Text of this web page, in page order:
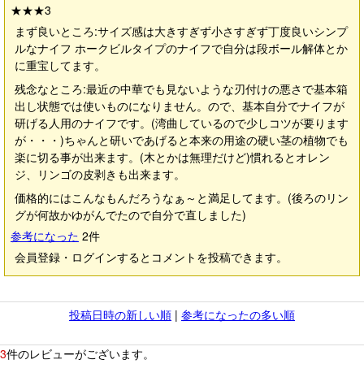
★★★3
まず良いところ:サイズ感は大きすぎず小さすぎず丁度良いシンプ
ルなナイフ ホークビルタイプのナイフで自分は段ボール解体とか
に重宝してます。
残念なところ:最近の中華でも見ないような刃付けの悪さで基本箱
出し状態では使いものになりません。ので、基本自分でナイフが
研げる人用のナイフです。(湾曲しているので少しコツが要ります
が・・・)ちゃんと研いであげると本来の用途の硬い茎の植物でも
楽に切る事が出来ます。(木とかは無理だけど)慣れるとオレン
ジ、リンゴの皮剥きも出来ます。
価格的にはこんなもんだろうなぁ～と満足してます。(後ろのリン
グが何故かゆがんでたので自分で直しました)
参考になった 2件
会員登録・ログインするとコメントを投稿できます。
投稿日時の新しい順 | 参考になったの多い順
3件のレビューがございます。